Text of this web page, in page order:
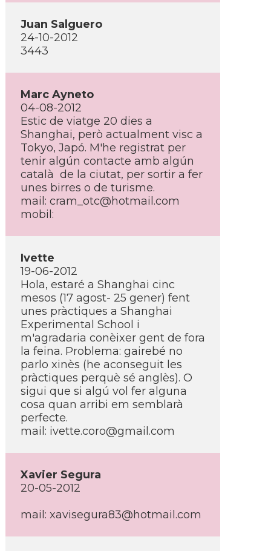
Juan Salguero
24-10-2012
3443
Marc Ayneto
04-08-2012
Estic de viatge 20 dies a
Shanghai, però actualment visc a
Tokyo, Japó. M'he registrat per
tenir algún contacte amb algún
català de la ciutat, per sortir a fer
unes birres o de turisme.
mail: cram_otc@hotmail.com
mobil:
Ivette
19-06-2012
Hola, estaré a Shanghai cinc
mesos (17 agost- 25 gener) fent
unes pràctiques a Shanghai
Experimental School i
m'agradaria conèixer gent de fora
la feina. Problema: gairebé no
parlo xinès (he aconseguit les
pràctiques perquè sé anglès). O
sigui que si algú vol fer alguna
cosa quan arribi em semblarà
perfecte.
mail: ivette.coro@gmail.com
Xavier Segura
20-05-2012
mail: xavisegura83@hotmail.com